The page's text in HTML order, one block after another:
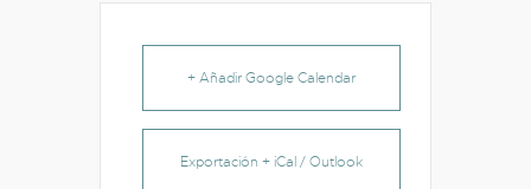
+ Añadir Google Calendar
Exportación + iCal / Outlook